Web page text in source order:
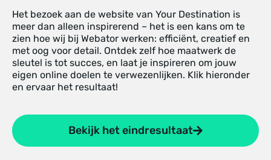
Het bezoek aan de website van Your Destination is
meer dan alleen inspirerend – het is een kans om te
zien hoe wij bij Webator werken: efficiënt, creatief en
met oog voor detail. Ontdek zelf hoe maatwerk de
sleutel is tot succes, en laat je inspireren om jouw
eigen online doelen te verwezenlijken. Klik hieronder
en ervaar het resultaat!
Bekijk het eindresultaat